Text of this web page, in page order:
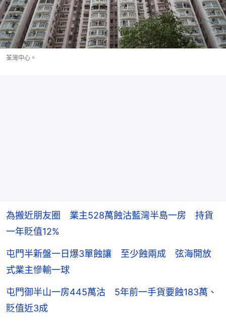
荃灣中心。
為搬近朋友圈 業主528萬蝕沽藍灣半島一房 持貨
一年貶值12%
屯門半新盤一日爆3單蝕讓 至少蝕兩成 弦海開放
式業主慘輸一球
屯門御半山一房445萬沽 5年前一手貨要蝕183萬、
貶值近3成